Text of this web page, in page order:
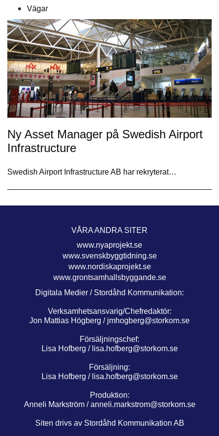
Vägar
Ny Asset Manager på Swedish Airport
Infrastructure
Swedish Airport Infrastructure AB har rekryterat…
VÅRA ANDRA SITER
www.nyaprojekt.se
www.svenskbyggtidning.se
www.nordiskaprojekt.se
www.grontsamhallsbyggande.se
Digitala Medier / Stordåhd Kommunikation:
Verksamhetsansvarig/Chefredaktör:
Jon Mattias Högberg / jmhogberg@storkom.se
Försäljningschef:
Lisa Hofberg / lisa.hofberg@storkom.se
Försäljning:
Lisa Hofberg / lisa.hofberg@storkom.se
Produktion:
Anneli Markström / anneli.markstrom@storkom.se
Siten drivs av Stordåhd Kommunikation AB